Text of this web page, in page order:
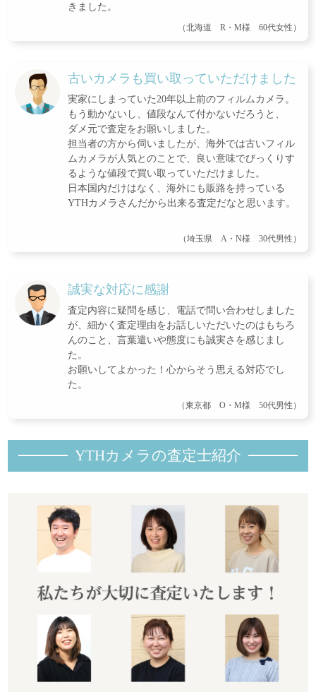
きました。
（北海道 R・M様 60代女性）
古いカメラも買い取っていただけました
実家にしまっていた20年以上前のフィルムカメラ。
もう動かないし、値段なんて付かないだろうと、
ダメ元で査定をお願いしました。
担当者の方から伺いましたが、海外では古いフィル
ムカメラが人気とのことで、良い意味でびっくりす
るような値段で買い取っていただけました。
日本国内だけはなく、海外にも販路を持っている
YTHカメラさんだから出来る査定だなと思います。
（埼玉県 A・N様 30代男性）
誠実な対応に感謝
査定内容に疑問を感じ、電話で問い合わせしました
が、細かく査定理由をお話しいただいたのはもちろ
んのこと、言葉遣いや態度にも誠実さを感じまし
た。
お願いしてよかった！心からそう思える対応でし
た。
（東京都 O・M様 50代男性）
YTHカメラの査定士紹介